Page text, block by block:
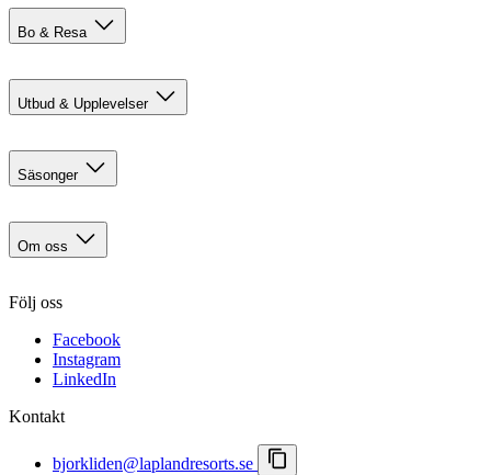
Bo & Resa
Utbud & Upplevelser
Sommaraktiviteter
Restauranger
Sällskapsaktiviteter
Säsonger
Sommar
Höst
Vårvinter
Om oss
Karriär
Bokningsvillkor
Pressrum
Lapland Resorts
Följ oss
Facebook
Instagram
LinkedIn
Kontakt
bjorkliden@laplandresorts.se